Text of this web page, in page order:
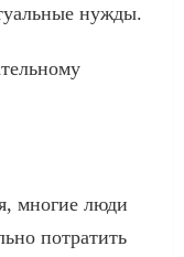
нужды.
многие люди
потратить